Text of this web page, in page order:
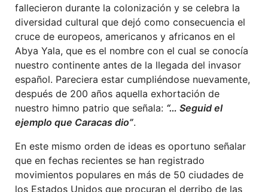
fallecieron durante la colonización y se celebra la
diversidad cultural que dejó como consecuencia el
cruce de europeos, americanos y africanos en el
Abya Yala, que es el nombre con el cual se conocía
nuestro continente antes de la llegada del invasor
español. Pareciera estar cumpliéndose nuevamente,
después de 200 años aquella exhortación de
nuestro himno patrio que señala: “… Seguid el
ejemplo que Caracas dio”.
En este mismo orden de ideas es oportuno señalar
que en fechas recientes se han registrado
movimientos populares en más de 50 ciudades de
los Estados Unidos que procuran el derribo de las